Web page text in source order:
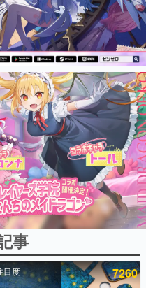
キング
ージビュー数万以上！ などな
、電ファミ渾身の“殿堂入り”記
事
目度 7260